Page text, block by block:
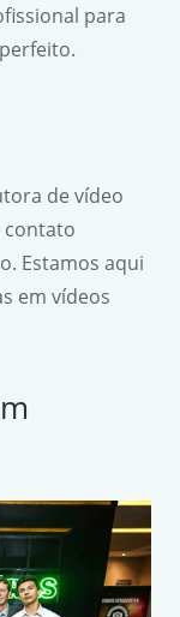
para
de vídeo
contato
Estamos aqui
em vídeos